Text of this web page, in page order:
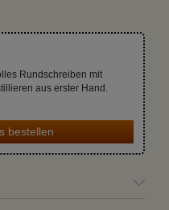
Rundschreiben mit
aus erster Hand.
bestellen